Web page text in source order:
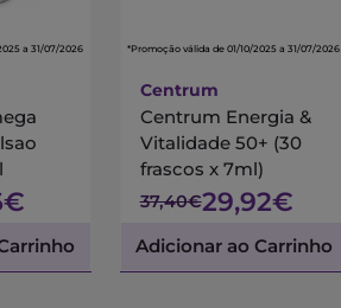
a 31/07/2026 *Promoção válida de 01/10/2025 a 31/07/2026
Centrum
Centrum Energia &
Vitalidade 50+ (30
frascos x 7ml)
37,40€29,92€
Adicionar ao Carrinho